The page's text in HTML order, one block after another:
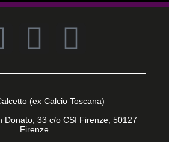
(ex Calcio Toscana)
Donato, 33 c/o CSI Firenze, 50127
Firenze